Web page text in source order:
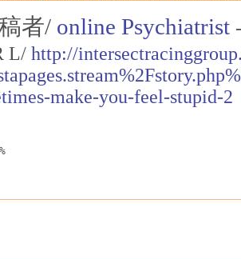
者/ online Psychiatrist
L/ http://
make-you-feel-stupid-2